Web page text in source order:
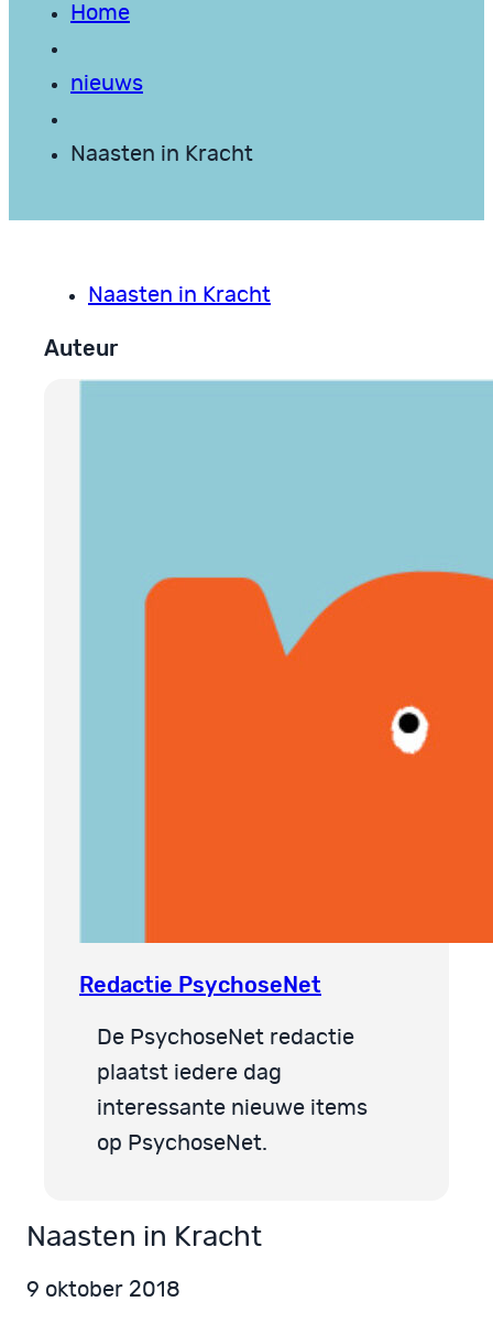
Home
nieuws
Naasten in Kracht
Naasten in Kracht
Auteur
Redactie PsychoseNet
De PsychoseNet redactie
plaatst iedere dag
interessante nieuwe items
op PsychoseNet.
Naasten in Kracht
9 oktober 2018